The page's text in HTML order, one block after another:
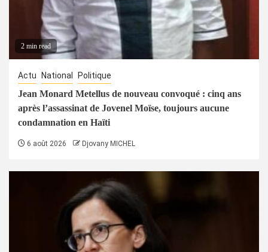
2 min read
Actu National Politique
Jean Monard Metellus de nouveau convoqué : cinq ans
après l’assassinat de Jovenel Moïse, toujours aucune
condamnation en Haïti
6 août 2026 Djovany MICHEL